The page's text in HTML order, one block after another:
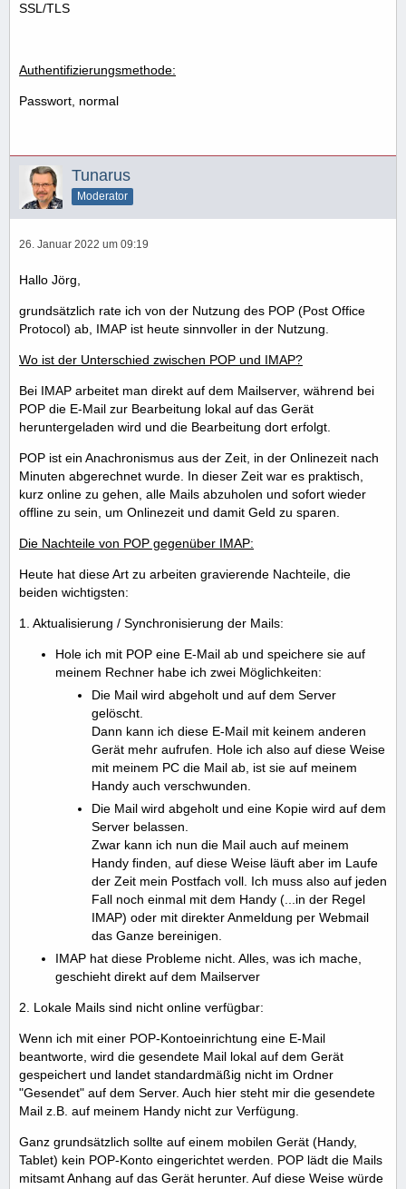
SSL/TLS
Authentifizierungsmethode:
Passwort, normal
Tunarus
Moderator
26. Januar 2022 um 09:19
Hallo Jörg,
grundsätzlich rate ich von der Nutzung des POP (Post Office
Protocol) ab, IMAP ist heute sinnvoller in der Nutzung.
Wo ist der Unterschied zwischen POP und IMAP?
Bei IMAP arbeitet man direkt auf dem Mailserver, während bei
POP die E-Mail zur Bearbeitung lokal auf das Gerät
heruntergeladen wird und die Bearbeitung dort erfolgt.
POP ist ein Anachronismus aus der Zeit, in der Onlinezeit nach
Minuten abgerechnet wurde. In dieser Zeit war es praktisch,
kurz online zu gehen, alle Mails abzuholen und sofort wieder
offline zu sein, um Onlinezeit und damit Geld zu sparen.
Die Nachteile von POP gegenüber IMAP:
Heute hat diese Art zu arbeiten gravierende Nachteile, die
beiden wichtigsten:
1. Aktualisierung / Synchronisierung der Mails:
Hole ich mit POP eine E-Mail ab und speichere sie auf
meinem Rechner habe ich zwei Möglichkeiten:
Die Mail wird abgeholt und auf dem Server
gelöscht.
Dann kann ich diese E-Mail mit keinem anderen
Gerät mehr aufrufen. Hole ich also auf diese Weise
mit meinem PC die Mail ab, ist sie auf meinem
Handy auch verschwunden.
Die Mail wird abgeholt und eine Kopie wird auf dem
Server belassen.
Zwar kann ich nun die Mail auch auf meinem
Handy finden, auf diese Weise läuft aber im Laufe
der Zeit mein Postfach voll. Ich muss also auf jeden
Fall noch einmal mit dem Handy (...in der Regel
IMAP) oder mit direkter Anmeldung per Webmail
das Ganze bereinigen.
IMAP hat diese Probleme nicht. Alles, was ich mache,
geschieht direkt auf dem Mailserver
2. Lokale Mails sind nicht online verfügbar:
Wenn ich mit einer POP-Kontoeinrichtung eine E-Mail
beantworte, wird die gesendete Mail lokal auf dem Gerät
gespeichert und landet standardmäßig nicht im Ordner
"Gesendet" auf dem Server. Auch hier steht mir die gesendete
Mail z.B. auf meinem Handy nicht zur Verfügung.
Ganz grundsätzlich sollte auf einem mobilen Gerät (Handy,
Tablet) kein POP-Konto eingerichtet werden. POP lädt die Mails
mitsamt Anhang auf das Gerät herunter. Auf diese Weise würde